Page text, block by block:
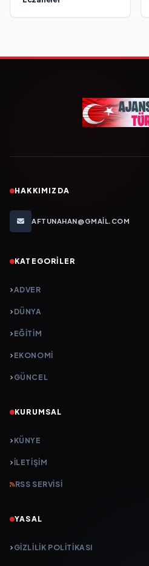
HAKKIMIZDA
AFTUNAHAN@GMAIL.COM
KATEGORILER
ADVER
DÜNYA
EĞİTİM
EKONOMİ
GÜNCEL
KURUMSAL
KÜNYE
İLETIŞIM
RSS SERVISI
YASAL
GIZLILIK POLITIKASI